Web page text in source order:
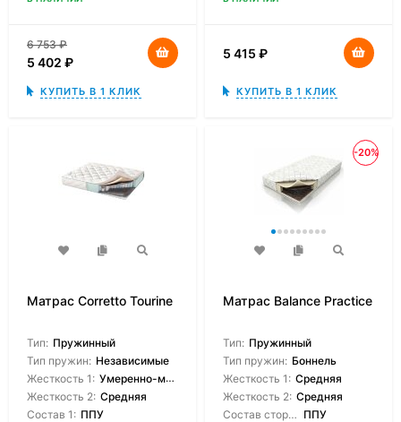
6 753₽
5 402 ₽
КУПИТЬ В 1 КЛИК
5 415 ₽
КУПИТЬ В 1 КЛИК
Матрас Corretto Tourine
Тип: Пружинный
Тип пружин: Независимые
Жесткость 1: Умеренно-мягкая
Жесткость 2: Средняя
Состав 1: ППУ
-20%
Матрас Balance Practice
Тип: Пружинный
Тип пружин: Боннель
Жесткость 1: Средняя
Жесткость 2: Средняя
Состав сторон: ППУ